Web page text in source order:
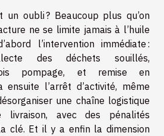
un oubli ? Beaucoup plus qu’on
ne se limite jamais à l’huile
l’intervention immédiate :
des déchets souillés,
pompage, et remise en
l’arrêt d’activité, même
une chaîne logistique
livraison, avec des pénalités
clé. Et il y a enfin la dimension